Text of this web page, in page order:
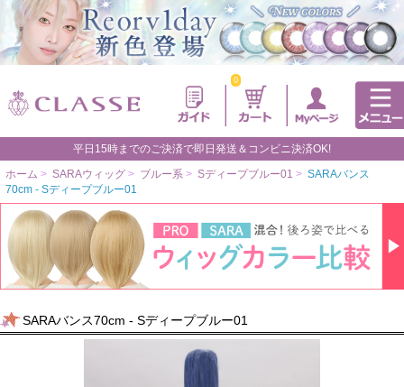
0
平日15時までのご決済で即日発送＆コンビニ決済OK!
ホーム > SARAウィッグ > ブルー系 > Sディープブルー01 > SARAバンス
70cm - Sディープブルー01
SARAバンス70cm - Sディープブルー01